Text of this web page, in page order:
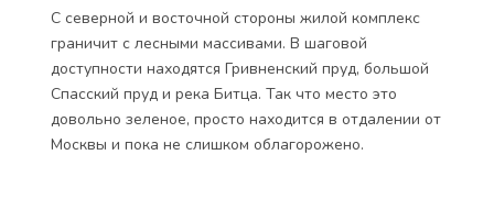
С северной и восточной стороны жилой комплекс
граничит с лесными массивами. В шаговой
доступности находятся Гривненский пруд, большой
Спасский пруд и река Битца. Так что место это
довольно зеленое, просто находится в отдалении от
Москвы и пока не слишком облагорожено.